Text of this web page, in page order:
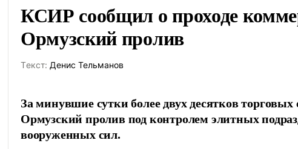
КСИР сообщил о проходе
Ормузский пролив
Tекст: Денис Тельманов
За минувшие сутки более двух десятков торговых
Ормузский пролив под контролем элитных
вооруженных сил.